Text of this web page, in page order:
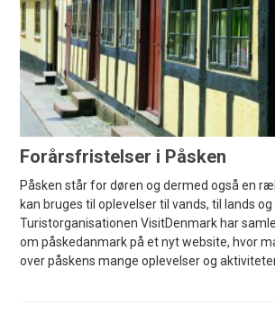
Forårsfristelser i Påsken
Påsken står for døren og dermed også en
kan bruges til oplevelser til vands, til lands og
Turistorganisationen VisitDenmark har
om påskedanmark på et nyt website, hvor
over påskens mange oplevelser og